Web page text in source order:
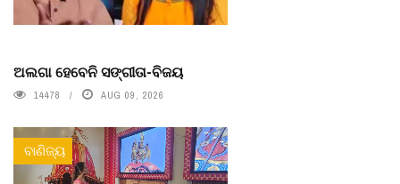
ଅଲଗା ହେବେନି ସଙ୍ଗୀତା-ବିଜୟ
14478 AUG 09, 2026
ବାଣିଜ୍ୟ